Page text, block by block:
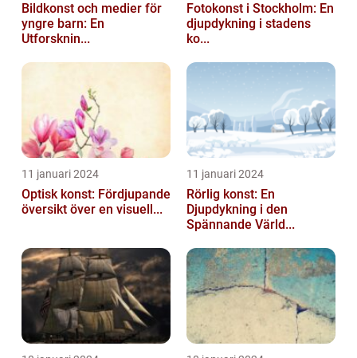
Bildkonst och medier för
yngre barn: En
Utforsknin...
Fotokonst i Stockholm: En
djupdykning i stadens
ko...
11 januari 2024
Optisk konst: Fördjupande
översikt över en visuell...
11 januari 2024
Rörlig konst: En
Djupdykning i den
Spännande Värld...